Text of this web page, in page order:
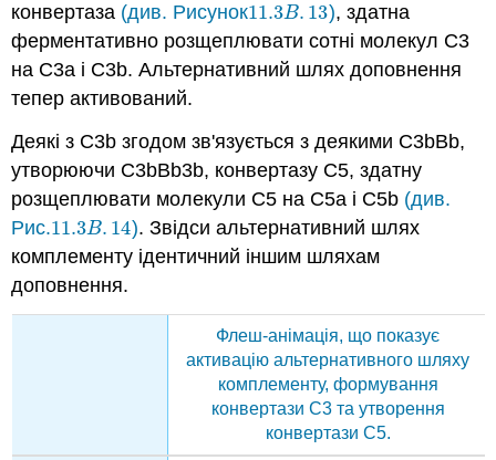
конвертаза (див. Рисунок11.3B. 13
11.3B. 13), здатна
ферментативно розщеплювати сотні молекул C3
на C3a і C3b. Альтернативний шлях доповнення
тепер активований.
Деякі з C3b згодом зв'язується з деякими C3bBb,
утворюючи C3bBb3b, конвертазу C5, здатну
розщеплювати молекули C5 на C5a і C5b (див.
Рис.11.3B. 14
11.3B. 14). Звідси альтернативний шлях
комплементу ідентичний іншим шляхам
доповнення.
Флеш-анімація, що показує
активацію альтернативного шляху
комплементу, формування
конвертази C3 та утворення
конвертази C5.